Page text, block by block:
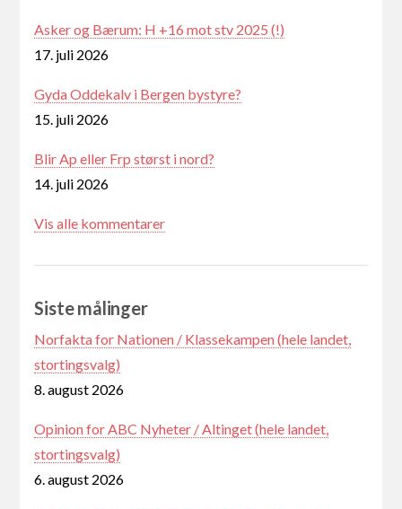
Asker og Bærum: H +16 mot stv 2025 (!)
17. juli 2026
Gyda Oddekalv i Bergen bystyre?
15. juli 2026
Blir Ap eller Frp størst i nord?
14. juli 2026
Vis alle kommentarer
Siste målinger
Norfakta for Nationen / Klassekampen (hele landet,
stortingsvalg)
8. august 2026
Opinion for ABC Nyheter / Altinget (hele landet,
stortingsvalg)
6. august 2026